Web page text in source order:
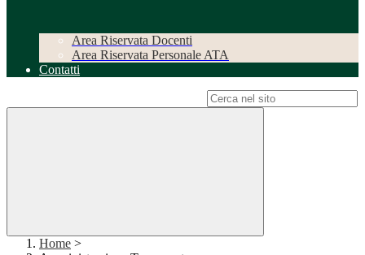
Area Riservata Docenti
Area Riservata Personale ATA
Contatti
Home >